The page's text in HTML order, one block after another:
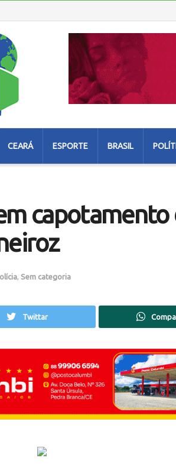
CEARÁ ESPORTE BRASIL
capotamento
Sem categoria
Twittar